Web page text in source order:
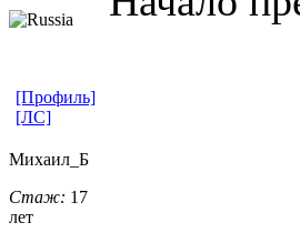
[Профиль]
[ЛС]
Михаил_Б
Стаж: 17
лет